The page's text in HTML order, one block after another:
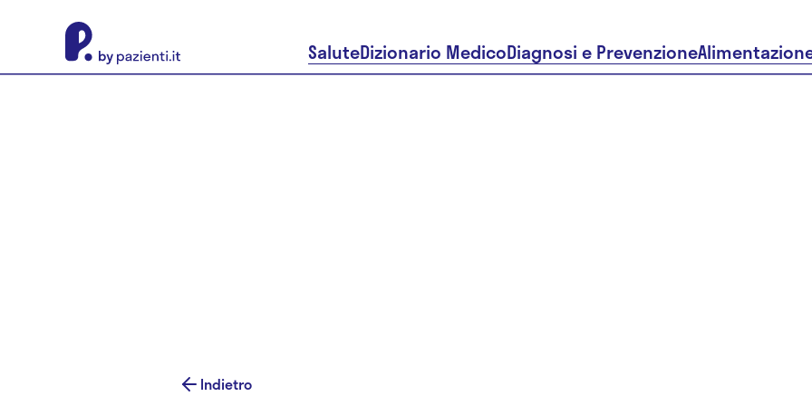
SaluteDizionario MedicoDiagnosi e Prevenzione
Indietro